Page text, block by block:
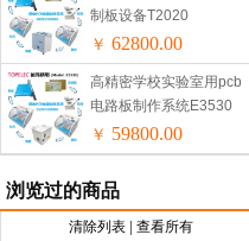
制板设备T2020
￥ 62800.00
高精密学校实验室用pcb
电路板制作系统E3530
￥ 59800.00
浏览过的商品
清除列表 查看所有